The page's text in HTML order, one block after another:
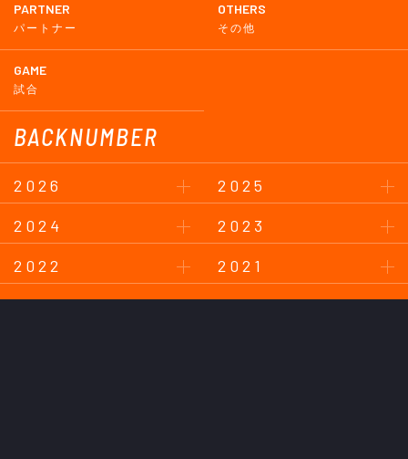
PARTNER
パートナー
OTHERS
その他
GAME
試合
BACKNUMBER
2026
2025
2024
2023
2022
2021
2020
2019